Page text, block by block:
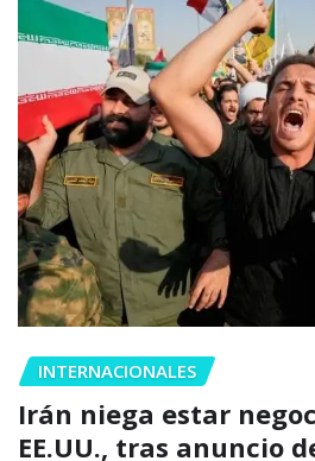
INTERNACIONALES
Irán niega estar
EE.UU., tras anuncio